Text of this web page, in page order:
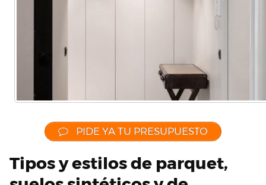
PIDE YA TU PRESUPUESTO
Tipos y estilos de parquet,